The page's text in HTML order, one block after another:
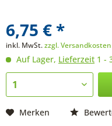
6,75 € *
inkl. MwSt.zzgl. Versandkosten
Auf Lager, Lieferzeit 1 -
Merken